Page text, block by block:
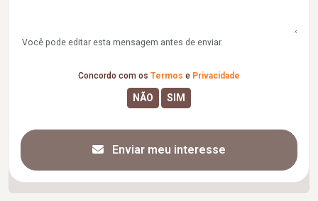
Você pode editar esta mensagem antes de enviar.
Concordo com os Termos e Privacidade
Enviar meu interesse